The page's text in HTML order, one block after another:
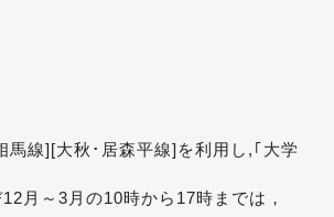
線][大秋･居森平線]を利用し,｢大学
月～3月の10時から17時までは，